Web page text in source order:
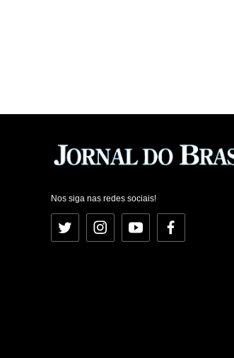
Nos siga nas redes sociais!
Twitter InstagramYouTubeFacebook